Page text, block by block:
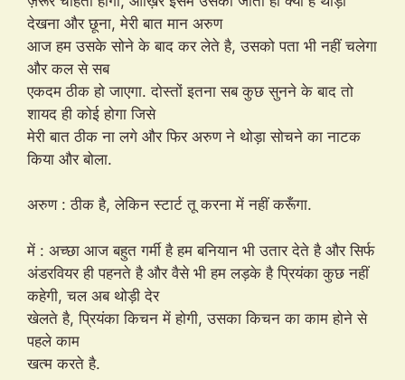
देखना और छूना, मेरी बात मान अरुण
आज हम उसके सोने के बाद कर लेते है, उसको पता भी नहीं चलेगा
और कल से सब
एकदम ठीक हो जाएगा. दोस्तों इतना सब कुछ सुनने के बाद तो
शायद ही कोई होगा जिसे
मेरी बात ठीक ना लगे और फिर अरुण ने थोड़ा सोचने का नाटक
किया और बोला.
अरुण : ठीक है, लेकिन स्टार्ट तू करना में नहीं करूँगा.
में : अच्छा आज बहुत गर्मी है हम बनियान भी उतार देते है और सिर्फ
अंडरवियर ही पहनते है और वैसे भी हम लड़के है प्रियंका कुछ नहीं
कहेगी, चल अब थोड़ी देर
खेलते है, प्रियंका किचन में होगी, उसका किचन का काम होने से
पहले काम
खत्म करते है.